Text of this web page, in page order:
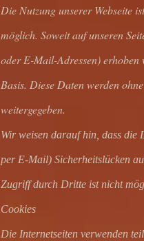
Die Nutzung unserer Webseite
möglich. Soweit auf unseren
oder E-Mail-Adressen)
Basis. Diese Daten werden
weitergegeben.
Wir weisen darauf hin, dass
per E-Mail) Sicherheitslücken
Zugriff durch Dritte ist nicht
Cookies
Die Internetseiten verwenden